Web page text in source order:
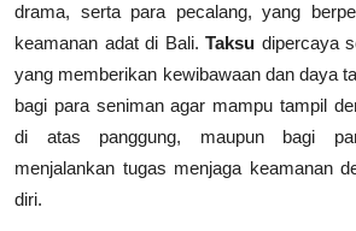
drama, serta para pecalang, yang
keamanan adat di Bali. Taksu dipercaya
yang memberikan kewibawaan dan daya
bagi para seniman agar mampu tampil
di atas panggung, maupun bagi
menjalankan tugas menjaga keamanan
diri.